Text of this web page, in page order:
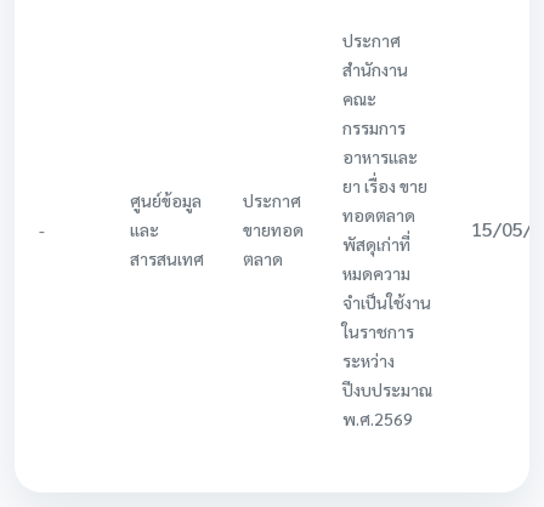
-
ศูนย์ข้อมูล
และ
สารสนเทศ
ประกาศ
ขายทอด
ตลาด
ประกาศ
สำนักงาน
คณะ
กรรมการ
อาหารและ
ยา เรื่อง ขาย
ทอดตลาด
พัสดุเก่าที่
หมดความ
จำเป็นใช้งาน
ในราชการ
ระหว่าง
ปีงบประมาณ
พ.ศ.2569
15/05/